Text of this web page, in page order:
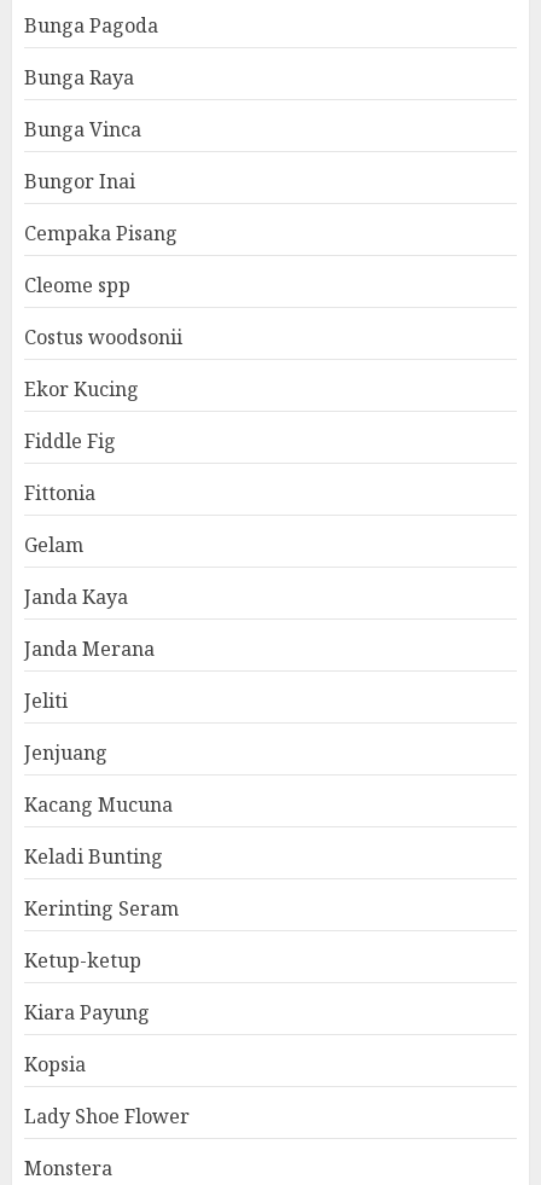
Bunga Pagoda
Bunga Raya
Bunga Vinca
Bungor Inai
Cempaka Pisang
Cleome spp
Costus woodsonii
Ekor Kucing
Fiddle Fig
Fittonia
Gelam
Janda Kaya
Janda Merana
Jeliti
Jenjuang
Kacang Mucuna
Keladi Bunting
Kerinting Seram
Ketup-ketup
Kiara Payung
Kopsia
Lady Shoe Flower
Monstera